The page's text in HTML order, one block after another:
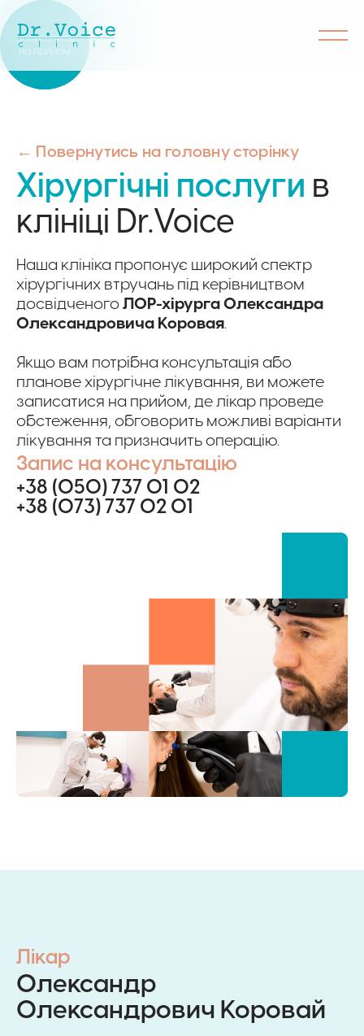
Записатись
на прийом
← Повернутись на головну сторінку
Хірургічні послуги в
клініці Dr.Voice
Наша клініка пропонує широкий спектр
хірургічних втручань під керівництвом
досвідченогоЛОР-хірурга Олександра
Олександровича Коровая.
Якщо вам потрібна консультація або
планове хірургічне лікування, ви можете
записатися на прийом, де лікар проведе
обстеження, обговорить можливі варіанти
лікування та призначить операцію.
Запис на консультацію
+38 (050) 737 01 02
+38 (073) 737 02 01
Лікар
Олександр
Олександрович Коровай